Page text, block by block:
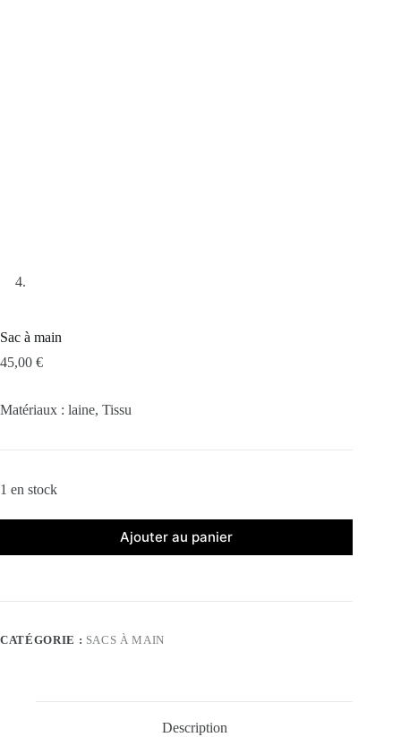
Sac à main
45,00 €
Matériaux : laine, Tissu
1 en stock
Ajouter au panier
CATÉGORIE : SACS À MAIN
Description